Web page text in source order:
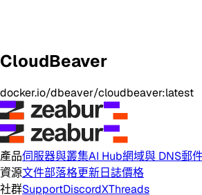
CloudBeaver
docker.io/dbeaver/cloudbeaver:latest
產品伺服器與叢集AI Hub網域與 DNS郵
資源文件部落格更新日誌價格
社群SupportDiscordXThreads